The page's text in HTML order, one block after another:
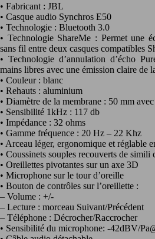
• Fabricant : JBL
• Casque audio Synchros E50
• Technologie : Bluetooth 3.0
• Technologie ShareMe : Permet une
sans fil entre deux casques compatibles
• Technologie d’annulation d’écho
mains libres avec une émission claire de
• Couleur : blanc
• Rehauts : aluminium
• Diamètre de la membrane : 50 mm
• Sensibilité 1kHz : 117 db
• Impédance : 32 ohms
• Gamme fréquence : 20 Hz – 22 Khz
• Arceau léger, ergonomique et réglable
• Coussinets souples recouverts de simili
• Oreillettes pivotantes sur un axe 3D
• Microphone sur le tour d’oreille
• Bouton de contrôles sur l’oreillette :
– Volume : +/-
– Lecture : morceau Suivant/Précédent
– Téléphone : Décrocher/Raccrocher
• Sensibilité du microphone: -42dBV/